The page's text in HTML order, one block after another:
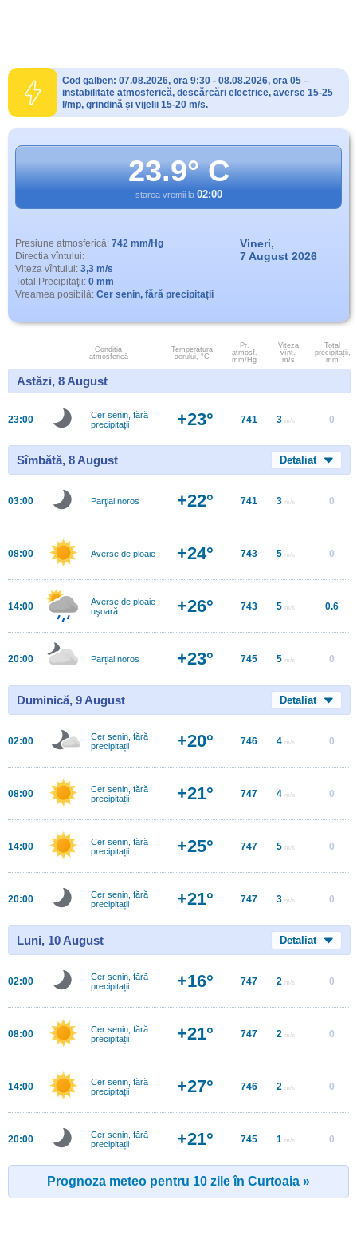
Cod galben: 07.08.2026, ora 9:30 - 08.08.2026, ora 05 –
instabilitate atmosferică, descărcări electrice, averse 15-25
l/mp, grindină și vijelii 15-20 m/s.
23.9° C
starea vremii la 02:00
Presiune atmosferică: 742 mm/Hg
Directia vîntului:
Viteza vîntului: 3,3 m/s
Total Precipitaţii: 0 mm
Vreamea posibilă: Cer senin, fără precipitații
Vineri,
7 August 2026
Conditia
atmosferică
Temperatura
aerului, °C
Pr.
atmosf.
mm/Hg
Viteza
vînt.
m/s
Total
precipitații,
mm
Astăzi, 8 August
23:00
Cer senin, fără
precipitații
+23° 741 3 m/s 0
Sîmbătă, 8 August Detaliat
03:00 Parţial noros +22° 741 3 m/s 0
08:00 Averse de ploaie +24° 743 5 m/s 0
14:00
Averse de ploaie
uşoară
+26° 743 5 m/s 0.6
20:00 Parțial noros +23° 745 5 m/s 0
Duminică, 9 August Detaliat
02:00
Cer senin, fără
precipitații
+20° 746 4 m/s 0
08:00
Cer senin, fără
precipitații
+21° 747 4 m/s 0
14:00
Cer senin, fără
precipitații
+25° 747 5 m/s 0
20:00
Cer senin, fără
precipitații
+21° 747 3 m/s 0
Luni, 10 August Detaliat
02:00
Cer senin, fără
precipitații
+16° 747 2 m/s 0
08:00
Cer senin, fără
precipitații
+21° 747 2 m/s 0
14:00
Cer senin, fără
precipitații
+27° 746 2 m/s 0
20:00
Cer senin, fără
precipitații
+21° 745 1 m/s 0
Prognoza meteo pentru 10 zile în Curtoaia »